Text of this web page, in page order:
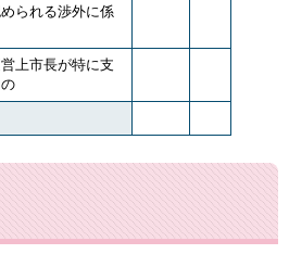
られる渉外に係
上市長が特に支